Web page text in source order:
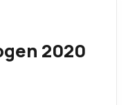
2020